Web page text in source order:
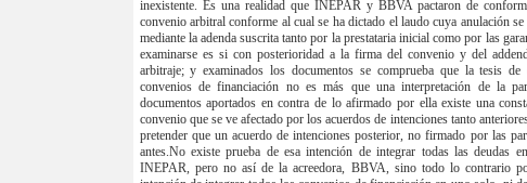
inexistente. Es una realidad que INEPAR y BBVA pactaron de
convenio arbitral conforme al cual se ha dictado el laudo cuya anulación
mediante la adenda suscrita tanto por la prestataria inicial como por las
examinarse es si con posterioridad a la firma del convenio y del
arbitraje; y examinados los documentos se comprueba que la tesis
convenios de financiación no es más que una interpretación de la
documentos aportados en contra de lo afirmado por ella existe una
convenio que se ve afectado por los acuerdos de intenciones tanto
pretender que un acuerdo de intenciones posterior, no firmado por las
antes.No existe prueba de esa intención de integrar todas las deudas
INEPAR, pero no así de la acreedora, BBVA, sino todo lo contrario